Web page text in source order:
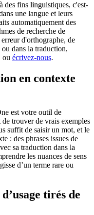
des fins linguistiques, c'est-
une langue et leurs
automatiquement des
de recherche de
d'orthographe, de
dans la traduction,
ou écrivez-nous.
en contexte
est votre outil de
trouver de vrais exemples
suffit de saisir un mot, et le
: des phrases issues de
sa traduction dans la
les nuances de sens
d’un terme rare ou
tirés de